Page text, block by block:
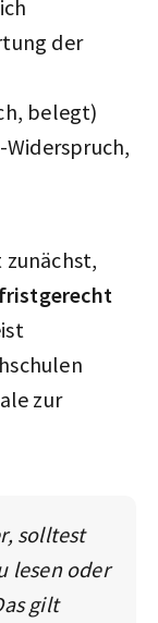
der
belegt)
Widerspruch,
zunächst,
fristgerecht
zur
solltest
lesen oder
gilt